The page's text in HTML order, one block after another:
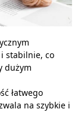
stabilnie, co
dużym
łatwego
na szybkie i